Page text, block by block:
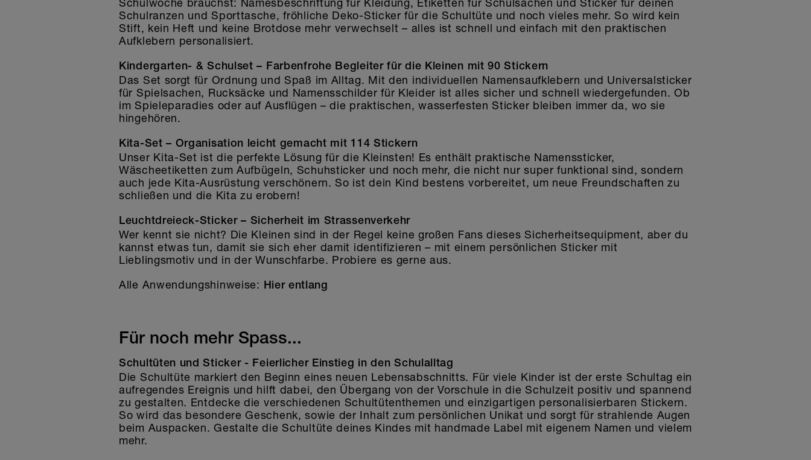
Schulranzen und Sporttasche, fröhliche Deko-Sticker für die Schultüte und noch vieles mehr. So wird kein
Stift, kein Heft und keine Brotdose mehr verwechselt – alles ist schnell und einfach mit den praktischen
Aufklebern personalisiert.
Kindergarten- & Schulset – Farbenfrohe Begleiter für die Kleinen mit 90 Stickern
Das Set sorgt für Ordnung und Spaß im Alltag. Mit den individuellen Namensaufklebern und Universalsticker
für Spielsachen, Rucksäcke und Namensschilder für Kleider ist alles sicher und schnell wiedergefunden. Ob
im Spieleparadies oder auf Ausflügen – die praktischen, wasserfesten Sticker bleiben immer da, wo sie
hingehören.
Kita-Set – Organisation leicht gemacht mit 114 Stickern
Unser Kita-Set ist die perfekte Lösung für die Kleinsten! Es enthält praktische Namenssticker,
Wäscheetiketten zum Aufbügeln, Schuhsticker und noch mehr, die nicht nur super funktional sind, sondern
auch jede Kita-Ausrüstung verschönern. So ist dein Kind bestens vorbereitet, um neue Freundschaften zu
schließen und die Kita zu erobern!
Leuchtdreieck-Sticker – Sicherheit im Strassenverkehr
Wer kennt sie nicht? Die Kleinen sind in der Regel keine großen Fans dieses Sicherheitsequipment, aber du
kannst etwas tun, damit sie sich eher damit identifizieren – mit einem persönlichen Sticker mit
Lieblingsmotiv und in der Wunschfarbe. Probiere es gerne aus.
Alle Anwendungshinweise: Hier entlang
Für noch mehr Spass...
Schultüten und Sticker - Feierlicher Einstieg in den Schulalltag
Die Schultüte markiert den Beginn eines neuen Lebensabschnitts. Für viele Kinder ist der erste Schultag ein
aufregendes Ereignis und hilft dabei, den Übergang von der Vorschule in die Schulzeit positiv und spannend
zu gestalten. Entdecke die verschiedenen Schultütenthemen und einzigartigen personalisierbaren Stickern.
So wird das besondere Geschenk, sowie der Inhalt zum persönlichen Unikat und sorgt für strahlende Augen
beim Auspacken. Gestalte die Schultüte deines Kindes mit handmade Label mit eigenem Namen und vielem
mehr.